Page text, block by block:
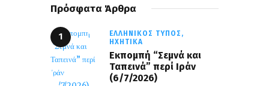
Πρόσφατα Άρθρα
ΕΛΛΗΝΙΚΌΣ ΤΎΠΟΣ,
ΗΧΗΤΙΚΆ
Εκπομπή “Σεμνά και
Ταπεινά” περί Ιράν
(6/7/2026)